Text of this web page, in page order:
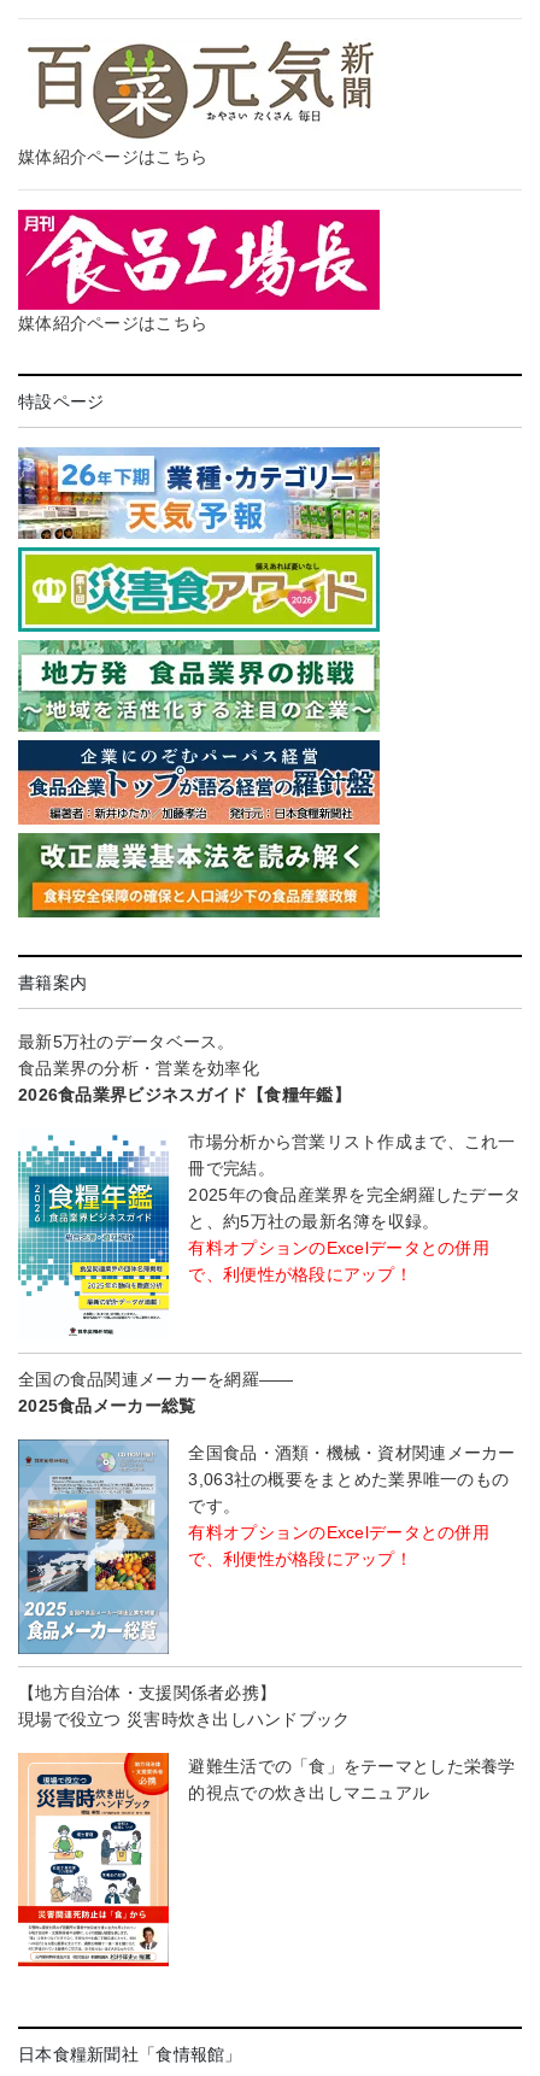
媒体紹介ページはこちら
媒体紹介ページはこちら
特設ページ
書籍案内
最新5万社のデータベース。
食品業界の分析・営業を効率化
2026食品業界ビジネスガイド【食糧年鑑】
市場分析から営業リスト作成まで、これ一
冊で完結。
2025年の食品産業界を完全網羅したデータ
と、約5万社の最新名簿を収録。
有料オプションのExcelデータとの併用
で、利便性が格段にアップ！
全国の食品関連メーカーを網羅――
2025食品メーカー総覧
全国食品・酒類・機械・資材関連メーカー
3,063社の概要をまとめた業界唯一のもの
です。
有料オプションのExcelデータとの併用
で、利便性が格段にアップ！
【地方自治体・支援関係者必携】
現場で役立つ 災害時炊き出しハンドブック
避難生活での「食」をテーマとした栄養学
的視点での炊き出しマニュアル
日本食糧新聞社「食情報館」